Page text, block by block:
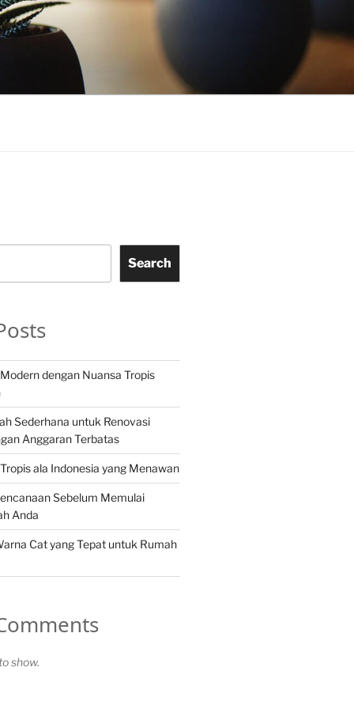
Search
dengan Nuansa Tropis
Sederhana untuk Renovasi
Anggaran Terbatas
ala Indonesia yang Menawan
Sebelum Memulai
Anda
Cat yang Tepat untuk Rumah
show.